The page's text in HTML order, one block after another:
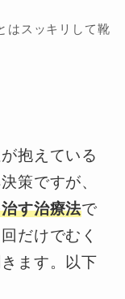
はスッキリして靴
抱えている
策ですが、
す治療法で
だけでむく
ます。以下